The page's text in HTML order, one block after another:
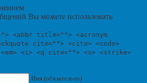
Вы можете использовать
<abbr title=""> <acronym
cite=""> <cite> <code>
<i> <q cite=""> <s> <strike>
Имя (обязательно)